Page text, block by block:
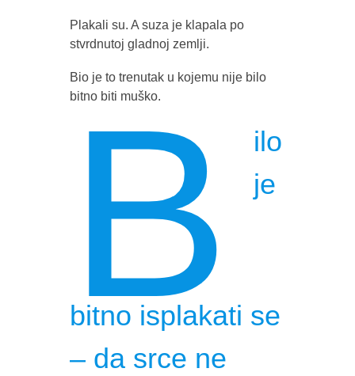
Plakali su. A suza je klapala po
stvrdnutoj gladnoj zemlji.
Bio je to trenutak u kojemu nije bilo
bitno biti muško.
B
ilo
je
bitno isplakati se
– da srce ne